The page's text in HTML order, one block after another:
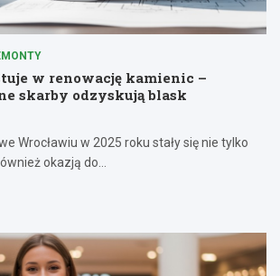
w renowację kamienic –
skarby odzyskują blask
Wrocławiu w 2025 roku stały się nie tylko
okazją do…